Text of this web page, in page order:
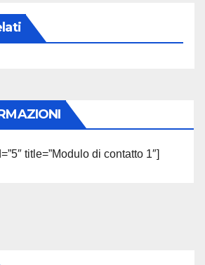
title=”Modulo di contatto 1″]